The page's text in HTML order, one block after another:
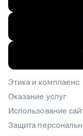
Этика и комплаенс
Оказание услуг
Использование
Защита